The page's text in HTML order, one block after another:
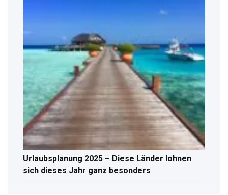
Urlaubsplanung 2025 – Diese Länder lohnen
sich dieses Jahr ganz besonders